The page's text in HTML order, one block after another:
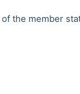
the member